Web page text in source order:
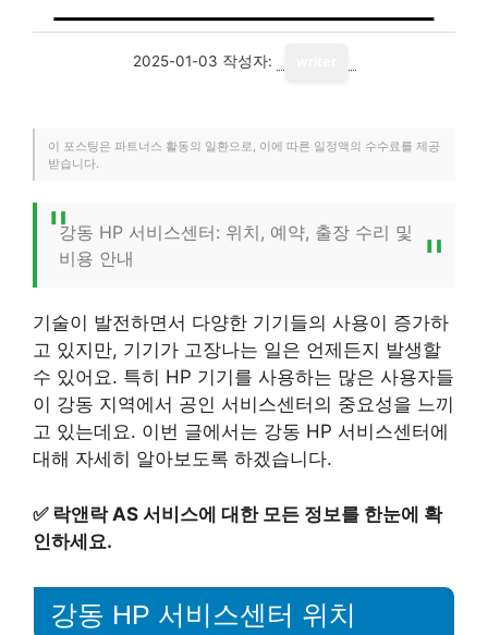
2025-01-03 작성자:
이 포스팅은 파트너스 활동의 일환으로, 이에 따른 일정액의 수수료를 제공
받습니다.
강동 HP 서비스센터: 위치, 예약, 출장 수리 및
비용 안내
기술이 발전하면서 다양한 기기들의 사용이 증가하
고 있지만, 기기가 고장나는 일은 언제든지 발생할
수 있어요. 특히 HP 기기를 사용하는 많은 사용자들
이 강동 지역에서 공인 서비스센터의 중요성을 느끼
고 있는데요. 이번 글에서는 강동 HP 서비스센터에
대해 자세히 알아보도록 하겠습니다.
✅ 락앤락 AS 서비스에 대한 모든 정보를 한눈에 확
인하세요.
강동 HP 서비스센터 위치